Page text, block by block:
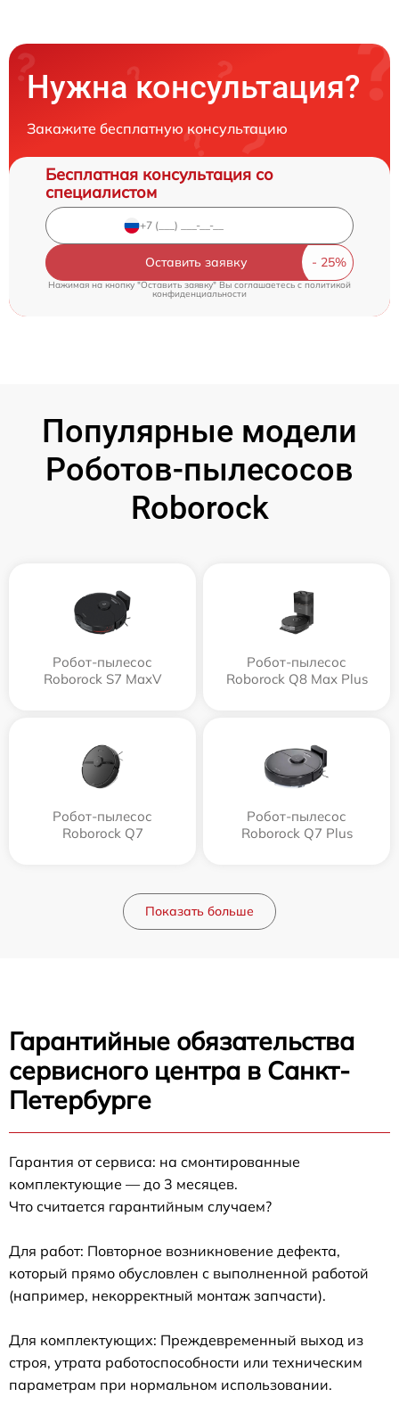
Нужна консультация?
Закажите бесплатную консультацию
Бесплатная консультация со
специалистом
Оставить заявку
Нажимая на кнопку "Оставить заявку" Вы соглашаетесь cполитикой
конфиденциальности
Популярные модели
Роботов-пылесосов
Roborock
Робот-пылесос
Roborock S7 MaxV
Робот-пылесос
Roborock Q8 Max Plus
Робот-пылесос
Roborock Q7
Робот-пылесос
Roborock Q7 Plus
Показать больше
Гарантийные обязательства
сервисного центра в Санкт-
Петербурге
Гарантия от сервиса: на смонтированные
комплектующие — до 3 месяцев.
Что считается гарантийным случаем?
Для работ: Повторное возникновение дефекта,
который прямо обусловлен с выполненной работой
(например, некорректный монтаж запчасти).
Для комплектующих: Преждевременный выход из
строя, утрата работоспособности или техническим
параметрам при нормальном использовании.